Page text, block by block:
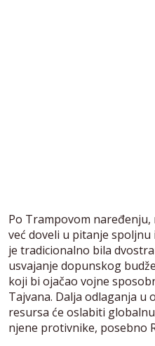
Po Trampovom
već doveli u pitanje
je tradicionalno bila
usvajanje dopunskog
koji bi ojačao vojne
Tajvana. Dalja odlaganja u
resursa će oslabiti
njene protivnike, posebno